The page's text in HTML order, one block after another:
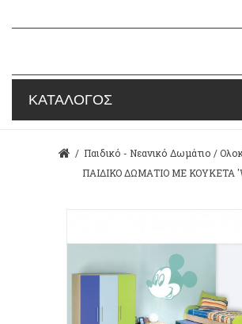
ΚΑΤΑΛΟΓΟΣ
/ Παιδικό - Νεανικό Δωμάτιο /
ΠΑΙΔΙΚΟ ΔΩΜΑΤΙΟ ΜΕ ΚΟΥΚΕΤΑ